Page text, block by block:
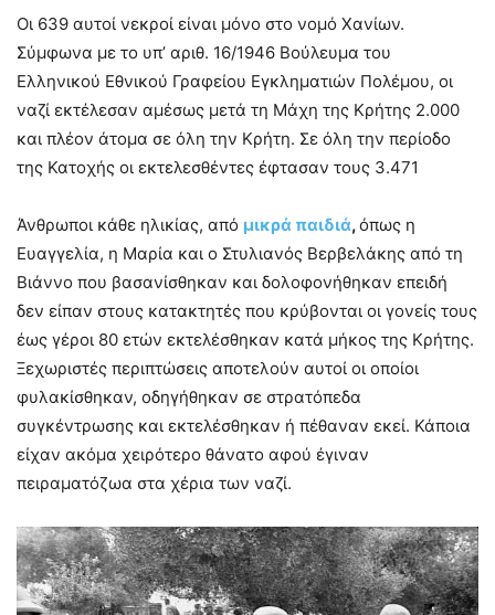
Οι 639 αυτοί νεκροί είναι μόνο στο νομό Χανίων.
Σύμφωνα µε το υπ’ αριθ. 16/1946 Βούλευµα του
Ελληνικού Εθνικού Γραφείου Εγκληματιών Πολέμου, οι
ναζί εκτέλεσαν αμέσως µετά τη Μάχη της Κρήτης 2.000
και πλέον άτομα σε όλη την Κρήτη. Σε όλη την περίοδο
της Κατοχής οι εκτελεσθέντες έφτασαν τους 3.471
Άνθρωποι κάθε ηλικίας, από μικρά παιδιά,όπως η
Ευαγγελία, η Μαρία και ο Στυλιανός Βερβελάκης από τη
Βιάννο που βασανίσθηκαν και δολοφονήθηκαν επειδή
δεν είπαν στους κατακτητές που κρύβονται οι γονείς τους
έως γέροι 80 ετών εκτελέσθηκαν κατά μήκος της Κρήτης.
Ξεχωριστές περιπτώσεις αποτελούν αυτοί οι οποίοι
φυλακίσθηκαν, οδηγήθηκαν σε στρατόπεδα
συγκέντρωσης και εκτελέσθηκαν ή πέθαναν εκεί. Κάποια
είχαν ακόμα χειρότερο θάνατο αφού έγιναν
πειραματόζωα στα χέρια των ναζί.